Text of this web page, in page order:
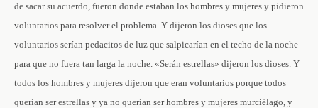
de sacar su acuerdo, fueron donde estaban los hombres y mujeres y pidieron
voluntarios para resolver el problema. Y dijeron los dioses que los
voluntarios serían pedacitos de luz que salpicarían en el techo de la noche
para que no fuera tan larga la noche. «Serán estrellas» dijeron los dioses. Y
todos los hombres y mujeres dijeron que eran voluntarios porque todos
querían ser estrellas y ya no querían ser hombres y mujeres murciélago, y